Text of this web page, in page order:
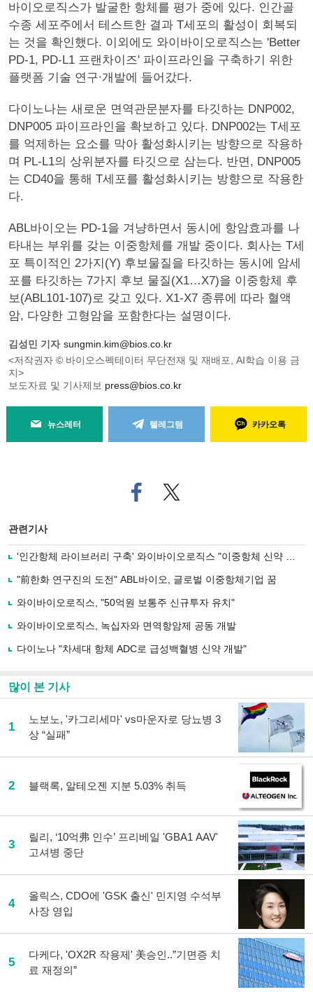
바이오로직스가 발굴한 항체를 평가 중에 있다. 인간골
수종 세포주에서 테스트한 결과 T세포의 활성이 회복되
는 것을 확인했다. 이외에도 와이바이오로직스는 'Better
PD-1, PD-L1 프랜차이즈' 파이프라인을 구축하기 위한
플랫폼 기술 연구∙개발에 들어갔다.
다이노나는 새로운 면역관문분자를 타깃하는 DNP002,
DNP005 파이프라인을 확보하고 있다. DNP002는 T세포
를 억제하는 요소를 막아 활성화시키는 방향으로 작용하
며 PL-L1의 상위분자를 타깃으로 삼는다. 반면, DNP005
는 CD40을 통해 T세포를 활성화시키는 방향으로 작용한
다.
ABL바이오는 PD-1을 겨냥하면서 동시에 항암효과를 나
타내는 부위를 갖는 이중항체를 개발 중이다. 회사는 T세
포 특이적인 2가지(Y) 후보물질을 타깃하는 동시에 암세
포를 타깃하는 7가지 후보 물질(X1…X7)을 이중항체 후
보(ABL101-107)로 갖고 있다. X1-X7 종류에 따라 혈액
암, 다양한 고형암을 포함한다는 설명이다.
김성민 기자 sungmin.kim@bios.co.kr
<저작권자 © 바이오스펙테이터 무단전재 및 재배포, AI학습 이용 금
지>
보도자료 및 기사제보 press@bios.co.kr
뉴스레터 텔레그램 카카오톡
페
이
로
사
유
기
트위
터로
관련기사
'인간항체 라이브러리 구축' 와이바이오로직스 "이중항체 신약 개발"
"前한화 연구진의 도전" ABL바이오, 글로벌 이중항체기업 꿈
와이바이오로직스, "50억원 보통주 신규투자 유치"
와이바이오로직스, 녹십자와 면역항암제 공동 개발
다이노나 "차세대 항체 ADC로 급성백혈병 신약 개발"
많이 본 기사
1
노보노, '카그리세마' vs마운자로 당뇨병 3
상 “실패”
2 블랙록, 알테오젠 지분 5.03% 취득
3
릴리, ‘10억弗 인수’ 프리베일 'GBA1 AAV'
고셔병 중단
4
올릭스, CDO에 'GSK 출신' 민지영 수석부
사장 영입
5
다케다, 'OX2R 작용제' 美승인..”기면증 치
료 재정의”